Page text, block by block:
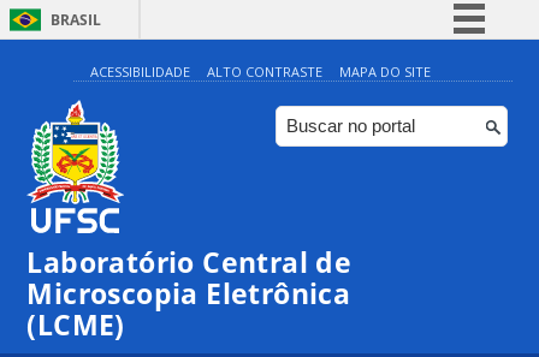
BRASIL
Simplifique!
Comunica BR
Participe
ACESSIBILIDADE ALTO CONTRASTE MAPA DO SITE
Laboratório Central de
Microscopia Eletrônica
(LCME)